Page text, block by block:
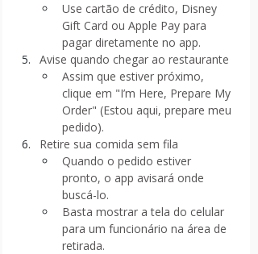
Use cartão de crédito, Disney
Gift Card ou Apple Pay para
pagar diretamente no app.
Avise quando chegar ao restaurante
Assim que estiver próximo,
clique em "I’m Here, Prepare My
Order" (Estou aqui, prepare meu
pedido).
Retire sua comida sem fila
Quando o pedido estiver
pronto, o app avisará onde
buscá-lo.
Basta mostrar a tela do celular
para um funcionário na área de
retirada.